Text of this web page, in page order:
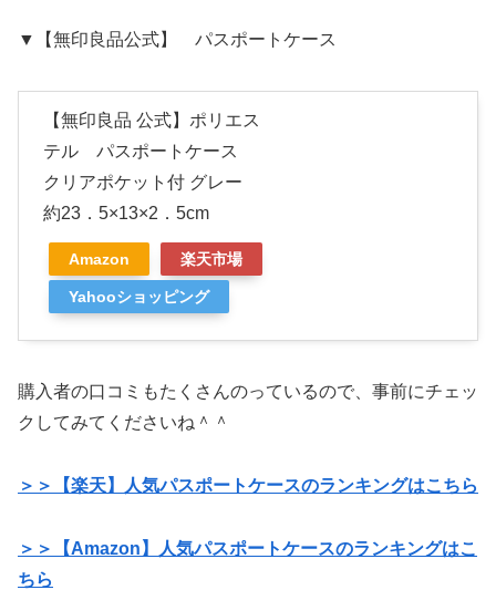
▼【無印良品公式】 パスポートケース
【無印良品 公式】ポリエス
テル パスポートケース
クリアポケット付 グレー
約23．5×13×2．5cm
Amazon 楽天市場
Yahooショッピング
購入者の口コミもたくさんのっているので、事前にチェッ
クしてみてくださいね＾＾
＞＞【楽天】人気パスポートケースのランキングはこちら
＞＞【Amazon】人気パスポートケースのランキングはこ
ちら